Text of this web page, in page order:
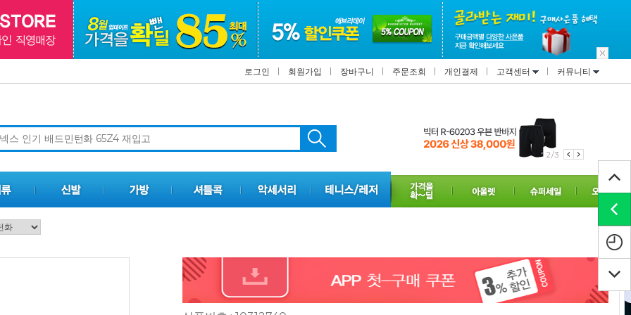
로그인 회원가입 장바구니 주문조회 개인결제 고객센터 커뮤니티
2/3